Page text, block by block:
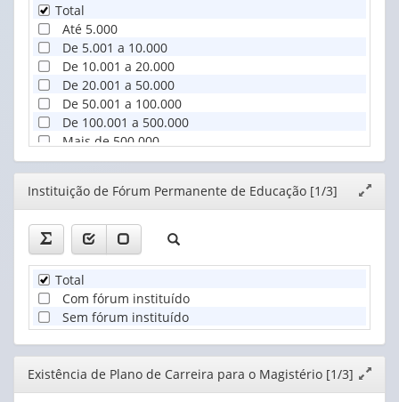
Total
Até 5.000
De 5.001 a 10.000
De 10.001 a 20.000
De 20.001 a 50.000
De 50.001 a 100.000
De 100.001 a 500.000
Mais de 500.000
Editor
janela
Instituição de Fórum Permanente de Educação [1/3]
Total
Com fórum instituído
Sem fórum instituído
Editor
janela
Existência de Plano de Carreira para o Magistério [1/3]